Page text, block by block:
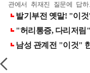
관에서 취재진 질문에 답